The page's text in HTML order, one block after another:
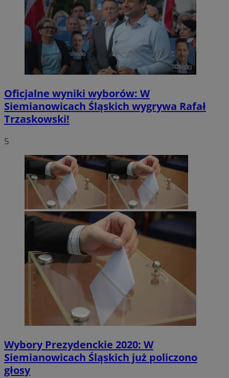
Oficjalne wyniki wyborów: W
Siemianowicach Śląskich wygrywa Rafał
Trzaskowski!
5
Wybory Prezydenckie 2020: W
Siemianowicach Śląskich już policzono
głosy